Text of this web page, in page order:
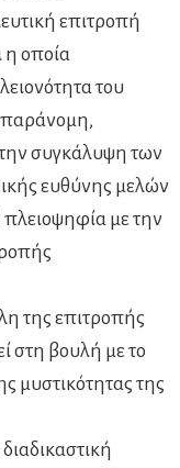
επιτροπή
η οποία
του
παράνομη,
συγκάλυψη των
ευθύνης μελών
με την
της επιτροπής
στη βουλή με το
μυστικότητας της